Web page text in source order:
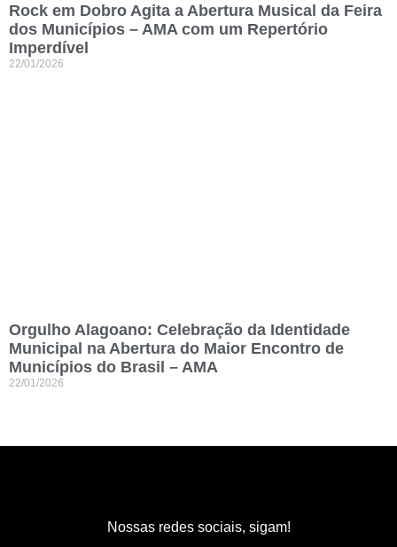
Rock em Dobro Agita a Abertura Musical da Feira
dos Municípios – AMA com um Repertório
Imperdível
22/01/2026
Orgulho Alagoano: Celebração da Identidade
Municipal na Abertura do Maior Encontro de
Municípios do Brasil – AMA
22/01/2026
Nossas redes sociais, sigam!